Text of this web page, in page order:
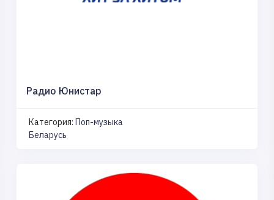
Радио Юнистар
Категория: Поп-музыка
Беларусь